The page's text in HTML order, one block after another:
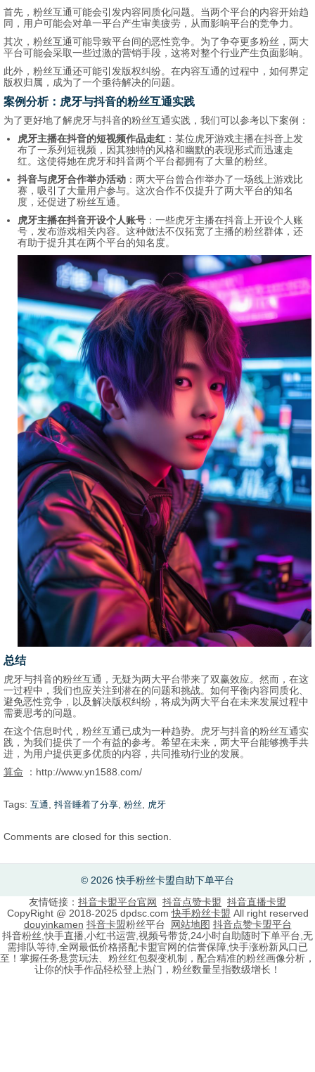
首先，粉丝互通可能会引发内容同质化问题。当两个平台的内容开始趋
同，用户可能会对单一平台产生审美疲劳，从而影响平台的竞争力。
其次，粉丝互通可能导致平台间的恶性竞争。为了争夺更多粉丝，两大
平台可能会采取一些过激的营销手段，这将对整个行业产生负面影响。
此外，粉丝互通还可能引发版权纠纷。在内容互通的过程中，如何界定
版权归属，成为了一个亟待解决的问题。
案例分析：虎牙与抖音的粉丝互通实践
为了更好地了解虎牙与抖音的粉丝互通实践，我们可以参考以下案例：
虎牙主播在抖音的短视频作品走红 ：某位虎牙游戏主播在抖音上发
布了一系列短视频，因其独特的风格和幽默的表现形式而迅速走
红。这使得她在虎牙和抖音两个平台都拥有了大量的粉丝。
抖音与虎牙合作举办活动 ：两大平台曾合作举办了一场线上游戏比
赛，吸引了大量用户参与。这次合作不仅提升了两大平台的知名
度，还促进了粉丝互通。
虎牙主播在抖音开设个人账号 ：一些虎牙主播在抖音上开设个人账
号，发布游戏相关内容。这种做法不仅拓宽了主播的粉丝群体，还
有助于提升其在两个平台的知名度。
总结
虎牙与抖音的粉丝互通，无疑为两大平台带来了双赢效应。然而，在这
一过程中，我们也应关注到潜在的问题和挑战。如何平衡内容同质化、
避免恶性竞争，以及解决版权纠纷，将成为两大平台在未来发展过程中
需要思考的问题。
在这个信息时代，粉丝互通已成为一种趋势。虎牙与抖音的粉丝互通实
践，为我们提供了一个有益的参考。希望在未来，两大平台能够携手共
进，为用户提供更多优质的内容，共同推动行业的发展。
算命 ：http://www.yn1588.com/
Tags: 互通 抖音睡着了分享 粉丝 虎牙
Comments are closed for this section.
© 2026 快手粉丝卡盟自助下单平台
友情链接： 抖音卡盟平台官网 抖音点赞卡盟 抖音直播卡盟
CopyRight @ 2018-2025 dpdsc.com快手粉丝卡盟 All right reserved
douyinkamen 抖音卡盟粉丝平台 网站地图 抖音点赞卡盟平台
抖音粉丝,快手直播,小红书运营,视频号带货,24小时自助随时下单平台,无
需排队等待,全网最低价格搭配卡盟官网的信誉保障,快手涨粉新风口已
至！掌握任务悬赏玩法、粉丝红包裂变机制，配合精准的粉丝画像分析，
让你的快手作品轻松登上热门，粉丝数量呈指数级增长！